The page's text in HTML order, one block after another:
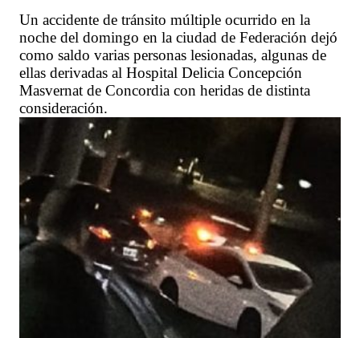
Un accidente de tránsito múltiple ocurrido en la
noche del domingo en la ciudad de Federación dejó
como saldo varias personas lesionadas, algunas de
ellas derivadas al Hospital Delicia Concepción
Masvernat de Concordia con heridas de distinta
consideración.